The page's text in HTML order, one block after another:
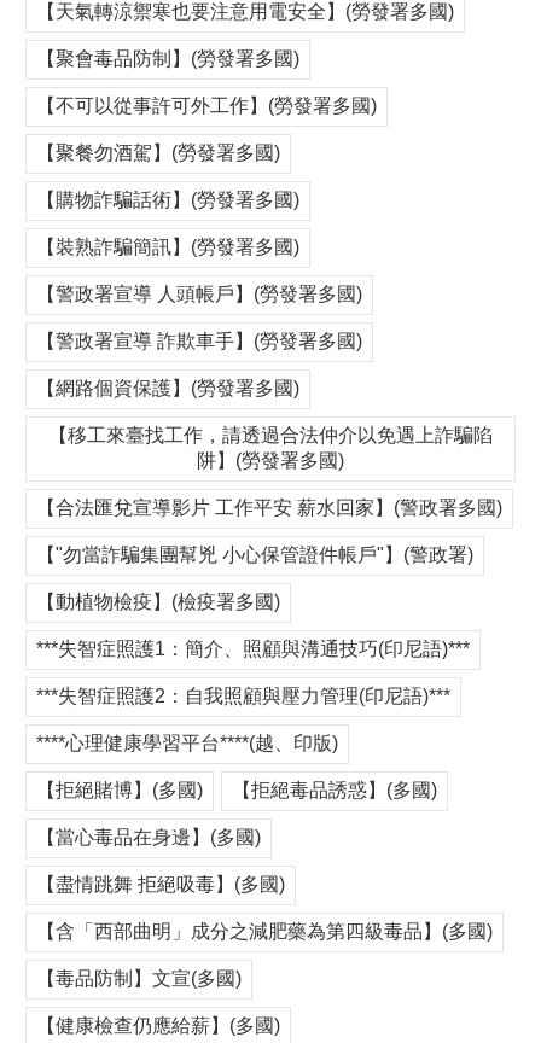
【天氣轉涼禦寒也要注意用電安全】(勞發署多國)
【聚會毒品防制】(勞發署多國)
【不可以從事許可外工作】(勞發署多國)
【聚餐勿酒駕】(勞發署多國)
【購物詐騙話術】(勞發署多國)
【裝熟詐騙簡訊】(勞發署多國)
【警政署宣導 人頭帳戶】(勞發署多國)
【警政署宣導 詐欺車手】(勞發署多國)
【網路個資保護】(勞發署多國)
【移工來臺找工作，請透過合法仲介以免遇上詐騙陷
阱】(勞發署多國)
【合法匯兌宣導影片 工作平安 薪水回家】(警政署多國)
【"勿當詐騙集團幫兇 小心保管證件帳戶"】(警政署)
【動植物檢疫】(檢疫署多國)
***失智症照護1：簡介、照顧與溝通技巧(印尼語)***
***失智症照護2：自我照顧與壓力管理(印尼語)***
****心理健康學習平台****(越、印版)
【拒絕賭博】(多國) 【拒絕毒品誘惑】(多國)
【當心毒品在身邊】(多國)
【盡情跳舞 拒絕吸毒】(多國)
【含「西部曲明」成分之減肥藥為第四級毒品】(多國)
【毒品防制】文宣(多國)
【健康檢查仍應給薪】(多國)